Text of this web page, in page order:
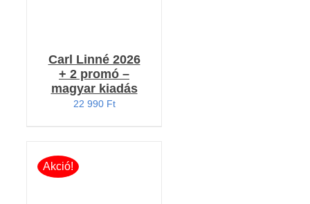
Carl Linné 2026
+ 2 promó –
magyar kiadás
22 990 Ft
Akció!